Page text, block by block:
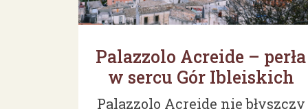
Palazzolo Acreide – perła
w sercu Gór Ibleiskich
Palazzolo Acreide nie błyszczy